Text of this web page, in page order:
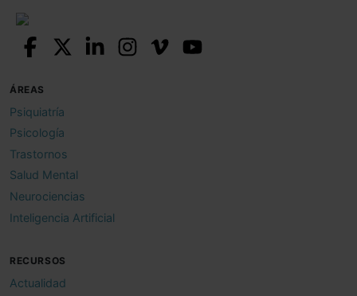
ÁREAS
Psiquiatría
Psicología
Trastornos
Salud Mental
Neurociencias
Inteligencia Artificial
RECURSOS
Actualidad